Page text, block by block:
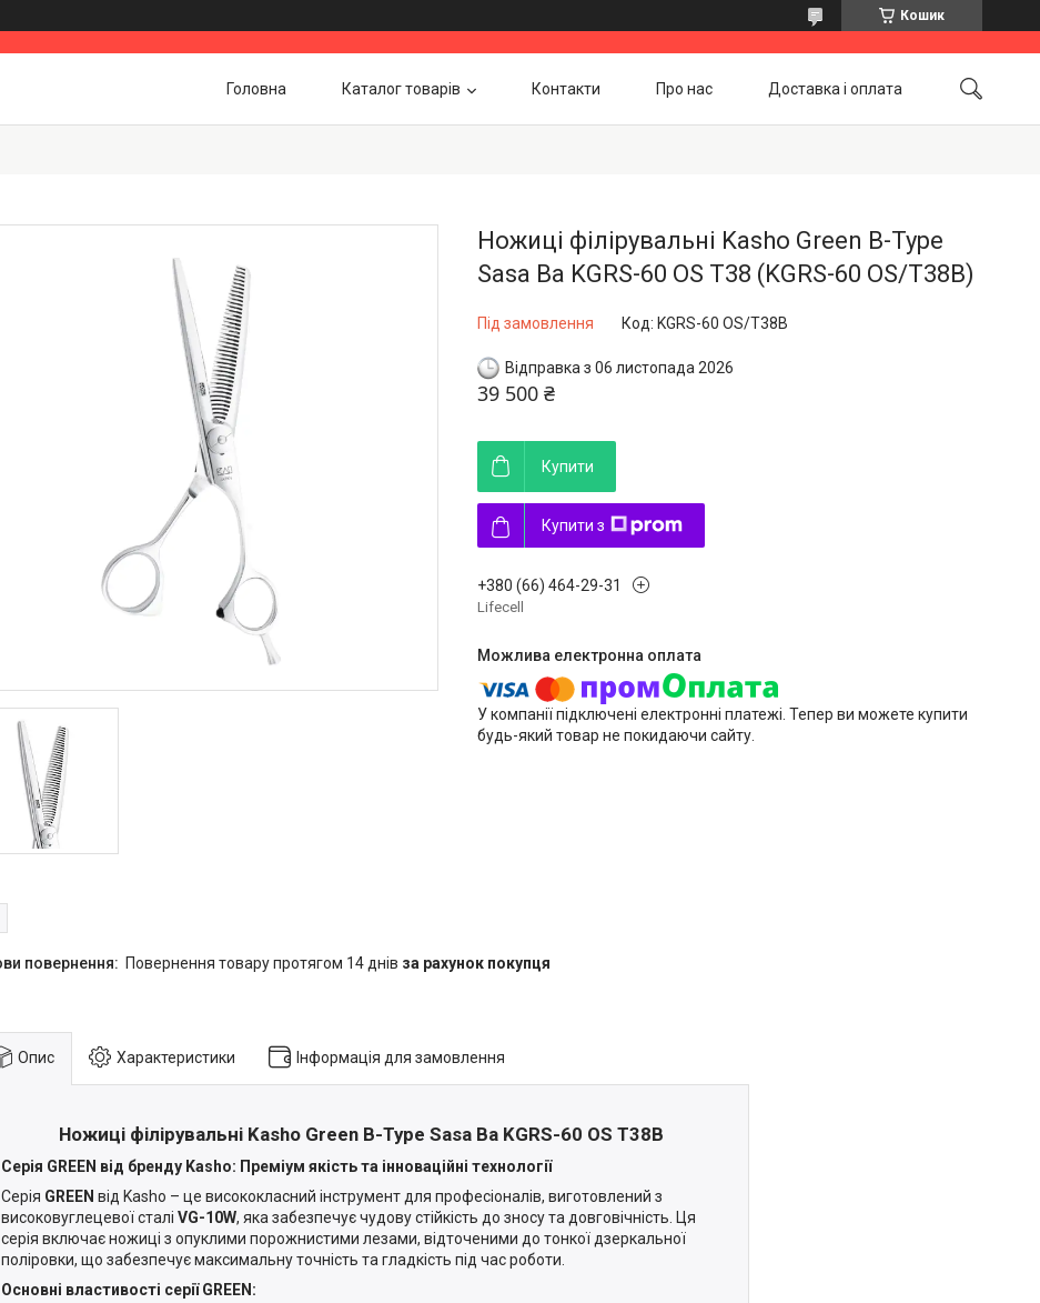
Кошик
Головна Каталог товарів Контакти Про нас Доставка і оплата
Ножиці філірувальні Kasho Green B-Type
Sasa Ba KGRS-60 OS T38 (KGRS-60 OS/T38B)
Під замовлення Код: KGRS-60 OS/T38B
Відправка з 06 листопада 2026
39 500 ₴
Купити
Купити з
+380 (66) 464-29-31
Lifecell
У компанії підключені електронні платежі. Тепер ви можете купити
будь-який товар не покидаючи сайту.
повернення товару протягом 14 днів за рахунок покупця
Опис Характеристики Інформація для замовлення
Ножиці філірувальні Kasho Green B-Type Sasa Ba KGRS-60 OS T38B
Серія GREEN від бренду Kasho: Преміум якість та інноваційні технології
Серія GREEN від Kasho – це висококласний інструмент для професіоналів, виготовлений з
високовуглецевої сталі VG-10W, яка забезпечує чудову стійкість до зносу та довговічність. Ця
серія включає ножиці з опуклими порожнистими лезами, відточеними до тонкої дзеркальної
поліровки, що забезпечує максимальну точність та гладкість під час роботи.
Основні властивості серії GREEN: